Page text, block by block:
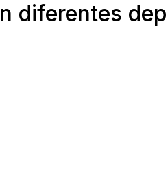
diferentes